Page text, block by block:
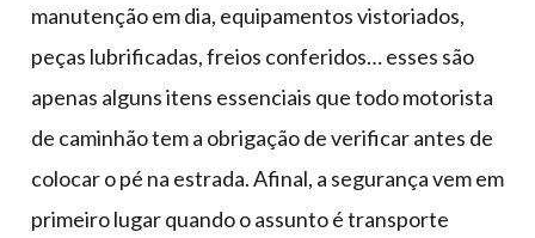
móveis,
calçados,
epi's
e
multiúso
manutenção em dia, equipamentos vistoriados,
peças lubrificadas, freios conferidos… esses são
apenas alguns itens essenciais que todo motorista
de caminhão tem a obrigação de verificar antes de
colocar o pé na estrada. Afinal, a segurança vem em
primeiro lugar quando o assunto é transporte